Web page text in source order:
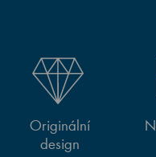
Originální
design